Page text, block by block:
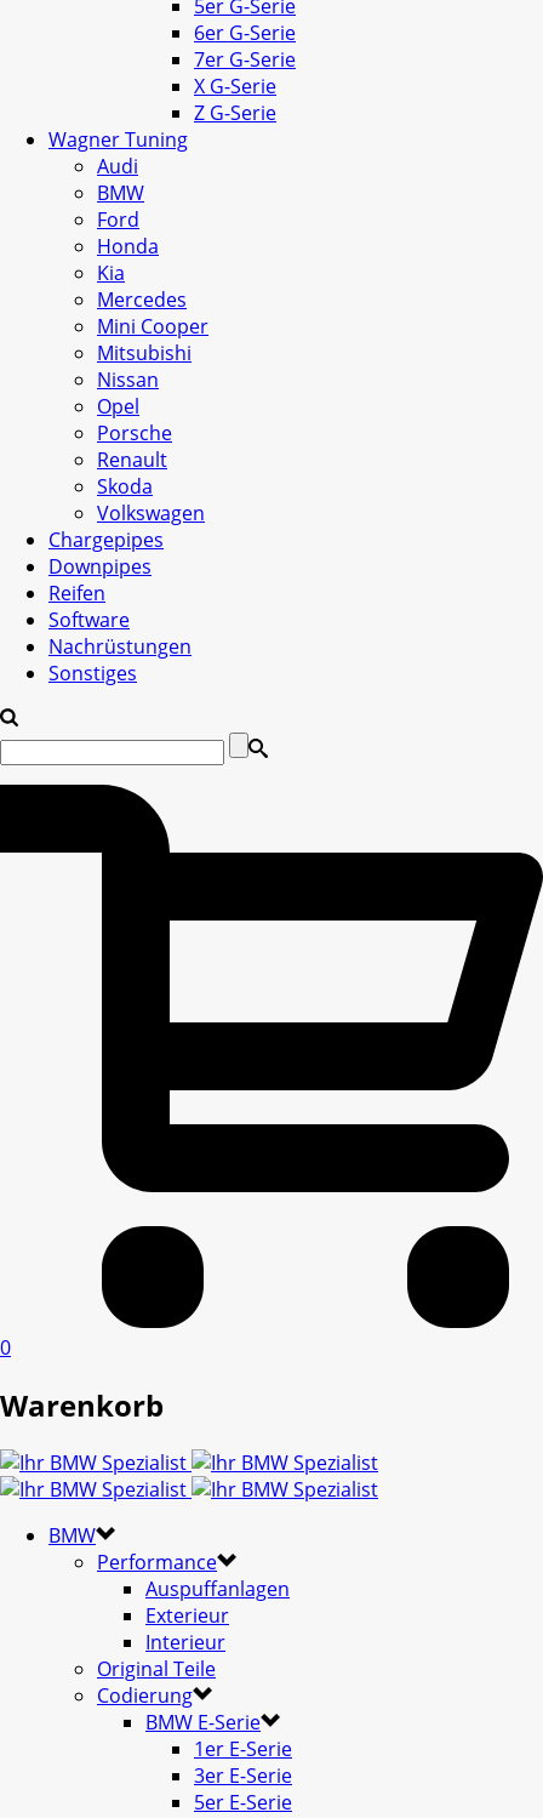
5er G-Serie
6er G-Serie
7er G-Serie
X G-Serie
Z G-Serie
Wagner Tuning
Audi
BMW
Ford
Honda
Kia
Mercedes
Mini Cooper
Mitsubishi
Nissan
Opel
Porsche
Renault
Skoda
Volkswagen
Chargepipes
Downpipes
Reifen
Software
Nachrüstungen
Sonstiges
0
Warenkorb
BMW
Performance
Auspuffanlagen
Exterieur
Interieur
Original Teile
Codierung
BMW E-Serie
1er E-Serie
3er E-Serie
5er E-Serie